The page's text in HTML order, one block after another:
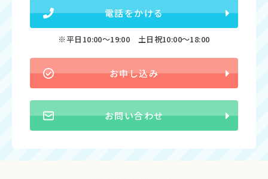
電話をかける
※平日10:00〜19:00 土日祝10:00〜18:00
お申し込み
お問い合わせ